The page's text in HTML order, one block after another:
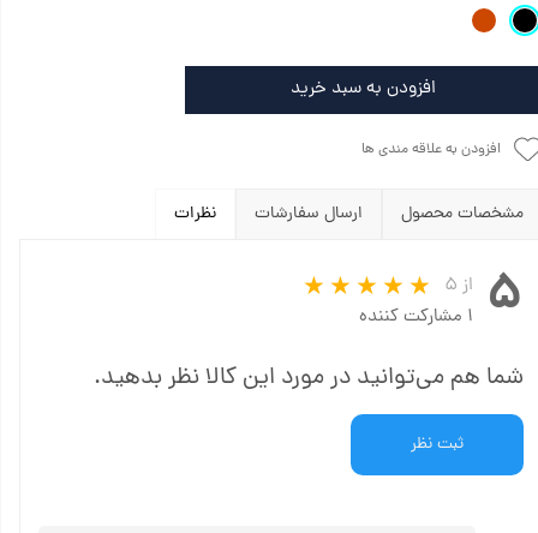
افزودن به سبد خرید
افزودن به علاقه مندی ها
مشخصات محصول ارسال سفارشات نظرات
۵
از ۵
۱ مشارکت کننده
شما هم می‌توانید در مورد این کالا نظر بدهید.
ثبت نظر